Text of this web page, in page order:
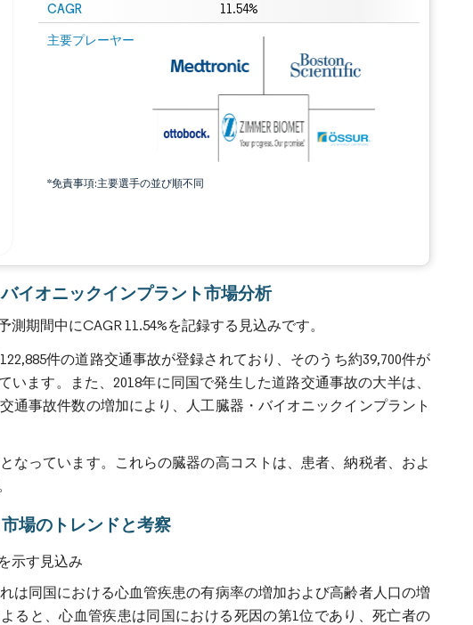
CAGR 11.54%
主要プレーヤー
*免責事項:主要選手の並び順不同
イオニックインプラント市場分析
期間中にCAGR 11.54%を記録する見込みです。
件の道路交通事故が登録されており、そのうち約39,700件が
ます。また、2018年に同国で発生した道路交通事故の大半は、
通事故件数の増加により、人工臓器・バイオニックインプラント
なっています。これらの臓器の高コストは、患者、納税者、およ
場のトレンドと考察
示す見込み
は同国における心血管疾患の有病率の増加および高齢者人口の増
ると、心血管疾患は同国における死因の第1位であり、死亡者の